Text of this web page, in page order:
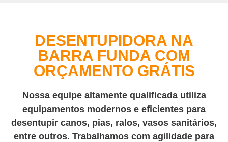
DESENTUPIDORA NA
BARRA FUNDA COM
ORÇAMENTO GRÁTIS
Nossa equipe altamente qualificada utiliza
equipamentos modernos e eficientes para
desentupir canos, pias, ralos, vasos sanitários,
entre outros. Trabalhamos com agilidade para